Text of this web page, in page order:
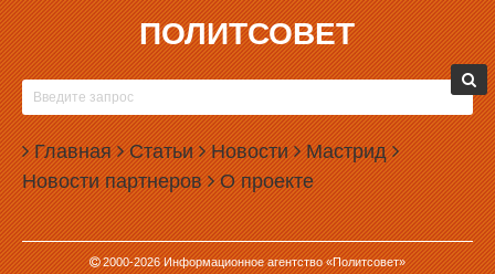
ПОЛИТСОВЕТ
Главная Статьи Новости Мастрид
Новости партнеров О проекте
2000-2026Информационное агентство «Политсовет»
17.03.2016, 15:53
НЕВЬЯНСК ВЫХОДИТ НА МИТИНГ ПРОТИВ
ОТМЕНЫ ВЫБОРОВ
Жители Невьянска проведут в ближайшую субботу новый
протестный митинг. Главной темой митинга будет отмена прямых
выборов мэров в городах Свердловской области.
Митинг в Невьянске намечен на 19 марта. Он состоится за
несколько дней до того, как областное Заксобрание рассмотрит